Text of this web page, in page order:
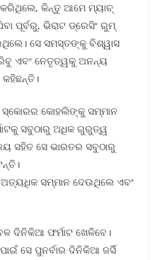
କରିଥିଲେ, କିନ୍ତୁ ଆମେ ମ୍ୟାଚ୍
ପୂର୍ବରୁ, ଭିରାଟ ଡ୍ରେସିଂ ରୁମ୍
ସେ ସମସ୍ତଙ୍କୁ ବିଶ୍ୱାସ
ଏବଂ ନେତୃତ୍ୱକୁ ଅନନ୍ୟ
ସ୍କୋରର କୋହଲିଙ୍କୁ ସମ୍ମାନ
ସବୁଠାରୁ ଅଧିକ ଗୁରୁତ୍ୱ
ସହିତ ସେ ଭାରତର ସବୁଠାରୁ
ଅତ୍ୟଧିକ ସମ୍ମାନ ଦେଉଥିଲେ ଏବଂ
ଦିନିକିଆ ଫର୍ମାଟ ଖେଳିବେ।
ସେ ପୁନର୍ବାର ଦିନିକିଆ ଜର୍ସି